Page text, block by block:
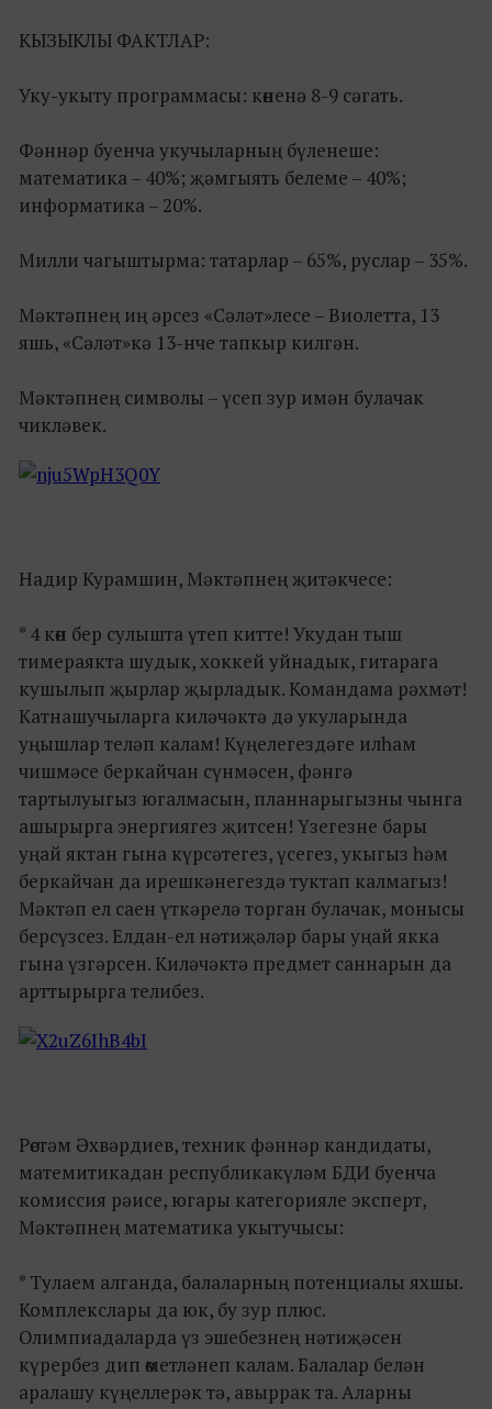
КЫЗЫКЛЫ ФАКТЛАР:
Уку-укыту программасы: көненә 8-9 сәгать.
Фәннәр буенча укучыларның бүленеше:
математика – 40%; җәмгыять белеме – 40%;
информатика – 20%.
Милли чагыштырма: татарлар – 65%, руслар – 35%.
Мәктәпнең иң әрсез «Сәләт»лесе – Виолетта, 13
яшь, «Сәләт»кә 13-нче тапкыр килгән.
Мәктәпнең символы – үсеп зур имән булачак
чикләвек.
Надир Курамшин, Мәктәпнең җитәкчесе:
* 4 көн бер сулышта үтеп китте! Укудан тыш
тимераякта шудык, хоккей уйнадык, гитарага
кушылып җырлар җырладык. Командама рәхмәт!
Катнашучыларга киләчәктә дә укуларында
уңышлар теләп калам! Күңелегездәге илһам
чишмәсе беркайчан сүнмәсен, фәнгә
тартылуыгыз югалмасын, планнарыгызны чынга
ашырырга энергиягез җитсен! Үзегезне бары
уңай яктан гына күрсәтегез, үсегез, укыгыз һәм
беркайчан да ирешкәнегездә туктап калмагыз!
Мәктәп ел саен үткәрелә торган булачак, монысы
берсүзсез. Елдан-ел нәтиҗәләр бары уңай якка
гына үзгәрсен. Киләчәктә предмет саннарын да
арттырырга телибез.
Рөстәм Әхвәрдиев, техник фәннәр кандидаты,
матемитикадан республикакүләм БДИ буенча
комиссия рәисе, югары категорияле эксперт,
Мәктәпнең математика укытучысы:
* Тулаем алганда, балаларның потенциалы яхшы.
Комплекслары да юк, бу зур плюс.
Олимпиадаларда үз эшебезнең нәтиҗәсен
күрербез дип өметләнеп калам. Балалар белән
аралашу күңеллерәк тә, авыррак та. Аларны